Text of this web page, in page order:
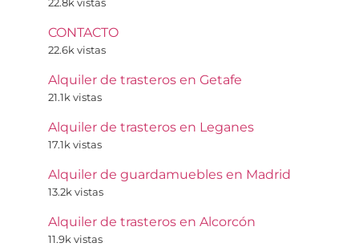
22.8k vistas
CONTACTO
22.6k vistas
Alquiler de trasteros en Getafe
21.1k vistas
Alquiler de trasteros en Leganes
17.1k vistas
Alquiler de guardamuebles en Madrid
13.2k vistas
Alquiler de trasteros en Alcorcón
11.9k vistas